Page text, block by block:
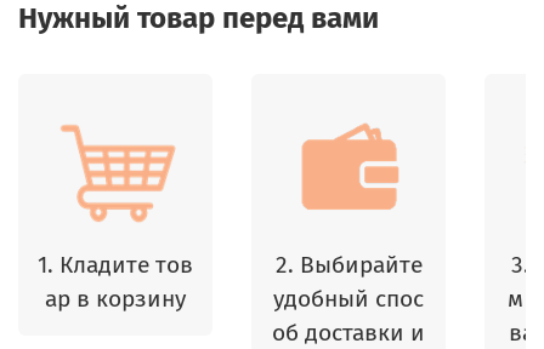
Нужный товар перед вами
1. Кладите тов
ар в корзину
2. Выбирайте
удобный спос
об доставки и
3.
м